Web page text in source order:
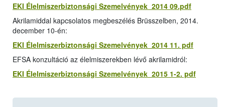
EKI Élelmiszerbiztonsági Szemelvények 2014 09.pdf
Akrilamiddal kapcsolatos megbeszélés Brüsszelben, 2014.
december 10-én:
EKI Élelmiszerbiztonsági Szemelvények 2014 11. pdf
EFSA konzultáció az élelmiszerekben lévő akrilamidról:
EKI Élelmiszerbiztonsági Szemelvények 2015 1-2. pdf